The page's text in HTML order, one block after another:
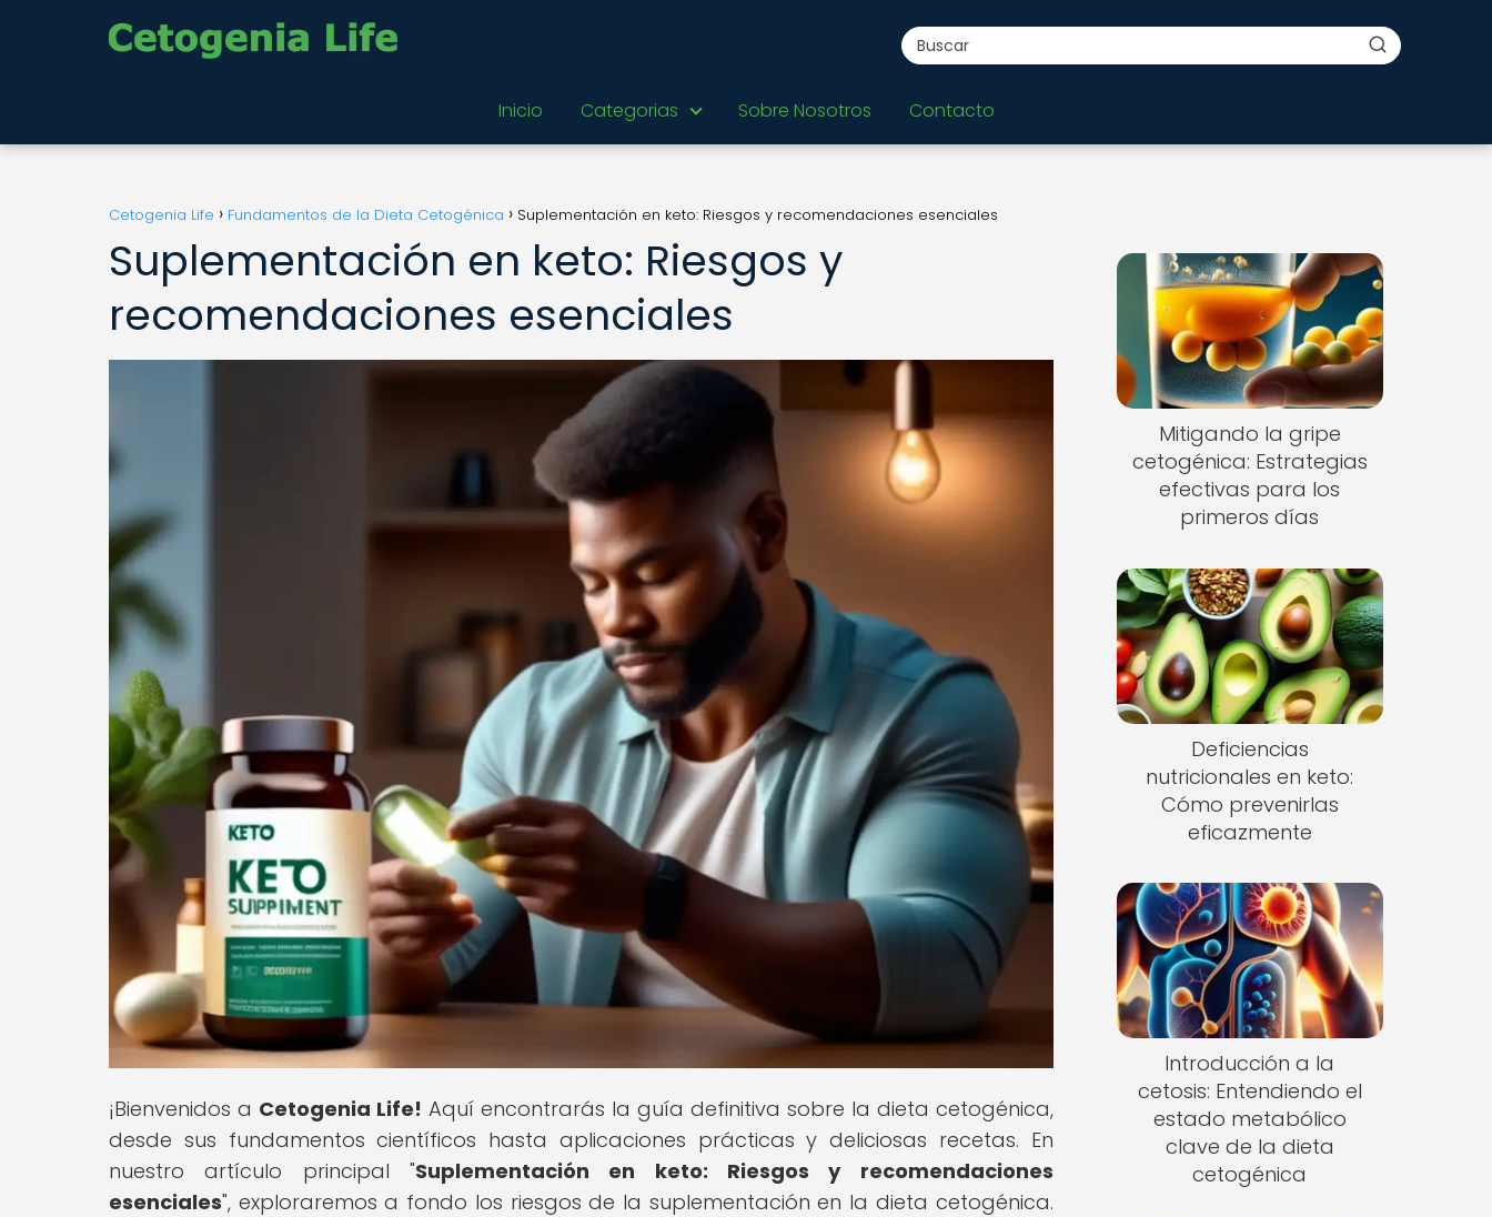
Inicio Categorias Sobre Nosotros Contacto
Cetogenia Life Fundamentos de la Dieta Cetogénica Suplementación en keto: Riesgos y recomendaciones esenciales
Suplementación en keto: Riesgos y
recomendaciones esenciales
¡Bienvenidos a Cetogenia Life! Aquí encontrarás la guía definitiva sobre la dieta cetogénica,
desde sus fundamentos científicos hasta aplicaciones prácticas y deliciosas recetas. En
nuestro artículo principal "Suplementación en keto: Riesgos y recomendaciones
esenciales", exploraremos a fondo los riesgos de la suplementación en la dieta cetogénica.
Mitigando la gripe
cetogénica: Estrategias
efectivas para los
primeros días
Deficiencias
nutricionales en keto:
Cómo prevenirlas
eficazmente
Introducción a la
cetosis: Entendiendo el
estado metabólico
clave de la dieta
cetogénica